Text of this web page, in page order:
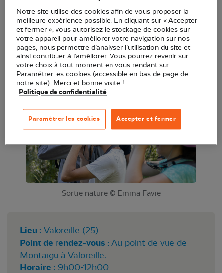
En cette période de migration, venez nous rejoindre
sur un belvédère pour observer et compter les
passages d'oiseaux. Ces données servent au suivi
national des oiseaux. Une activité ludique sera
proposée sur place pour les enfants.
Sortie nature © Emma Favie
Lieu : Valoreille (25)
Point de rendez-vous : Au point de vue de
Montaigu à Valoreille.
Horaire : 9h00-12h00
Notre site utilise des cookies afin de vous proposer la
meilleure expérience possible. En cliquant sur « Accepter
et fermer », vous autorisez le stockage de cookies sur
votre appareil pour améliorer votre navigation sur nos
pages, nous permettre d’analyser l’utilisation du site et
ainsi contribuer à l’améliorer. Vous pourrez revenir sur
votre choix à tout moment en vous rendant sur
Paramétrer les cookies (accessible en bas de page de
notre site). Merci et bonne visite !
Politique de confidentialité
Accepter et fermer
Paramétrer les cookies